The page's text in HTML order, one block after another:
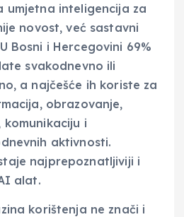
umjetna inteligencija za
novost, već sastavni
Bosni i Hercegovini 69%
svakodnevno ili
a najčešće ih koriste za
obrazovanje,
i
aktivnosti.
najprepoznatljiviji i
alat.
korištenja ne znači i